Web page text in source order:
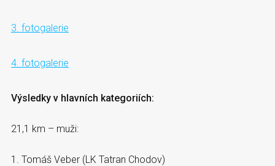
3. fotogalerie
4. fotogalerie
Výsledky v hlavních kategoriích:
21,1 km – muži:
1. Tomáš Veber (LK Tatran Chodov)